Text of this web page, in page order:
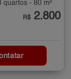
quartos - 80 m²
R$ 2.800